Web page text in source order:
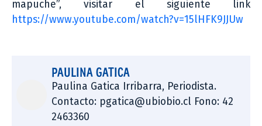
mapuche”, visitar el siguiente link
https://www.youtube.com/watch?v=15lHFK9JJUw
PAULINA GATICA
Paulina Gatica Irribarra, Periodista.
Contacto: pgatica@ubiobio.cl Fono: 42
2463360